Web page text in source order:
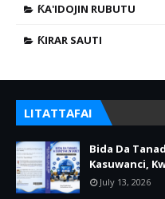
ƘA'IDOJIN RUBUTU
ƘIRAR SAUTI
LITATTAFAI
Bida Da
Kasuwanci,
July 13, 2026